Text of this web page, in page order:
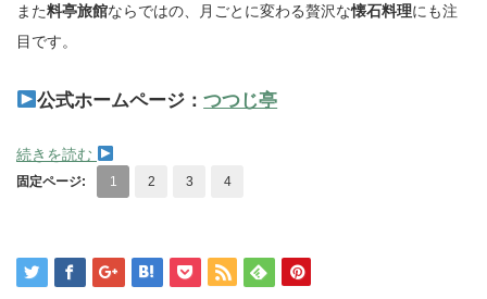
また料亭旅館ならではの、月ごとに変わる贅沢な懐石料理にも注
目です。
公式ホームページ：つつじ亭
続きを読む
固定ページ: 1 2 3 4